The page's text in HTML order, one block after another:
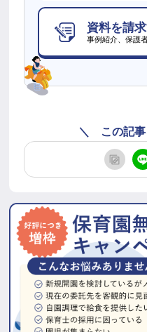
資料を請
事例紹介、保護
＼ この記